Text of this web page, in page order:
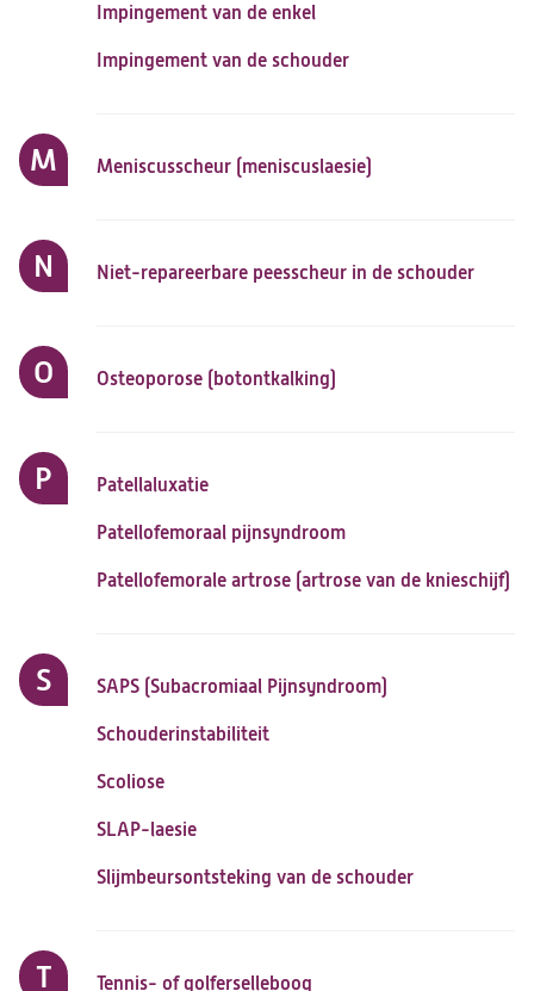
Impingement van de enkel
Impingement van de schouder
M Meniscusscheur (meniscuslaesie)
N Niet-repareerbare peesscheur in de schouder
O Osteoporose (botontkalking)
P Patellaluxatie
Patellofemoraal pijnsyndroom
Patellofemorale artrose (artrose van de knieschijf)
S SAPS (Subacromiaal Pijnsyndroom)
Schouderinstabiliteit
Scoliose
SLAP-laesie
Slijmbeursontsteking van de schouder
T Tennis- of golferselleboog